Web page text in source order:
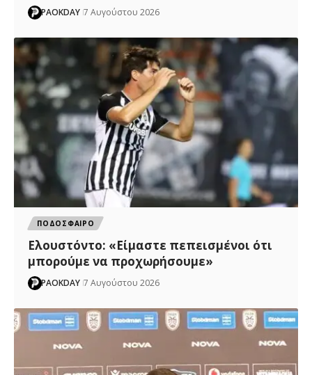
PAOKDAY 7 Αυγούστου 2026
ΠΟΔΟΣΦΑΙΡΟ
Ελουστόντο: «Είμαστε πεπεισμένοι ότι
μπορούμε να προχωρήσουμε»
PAOKDAY 7 Αυγούστου 2026